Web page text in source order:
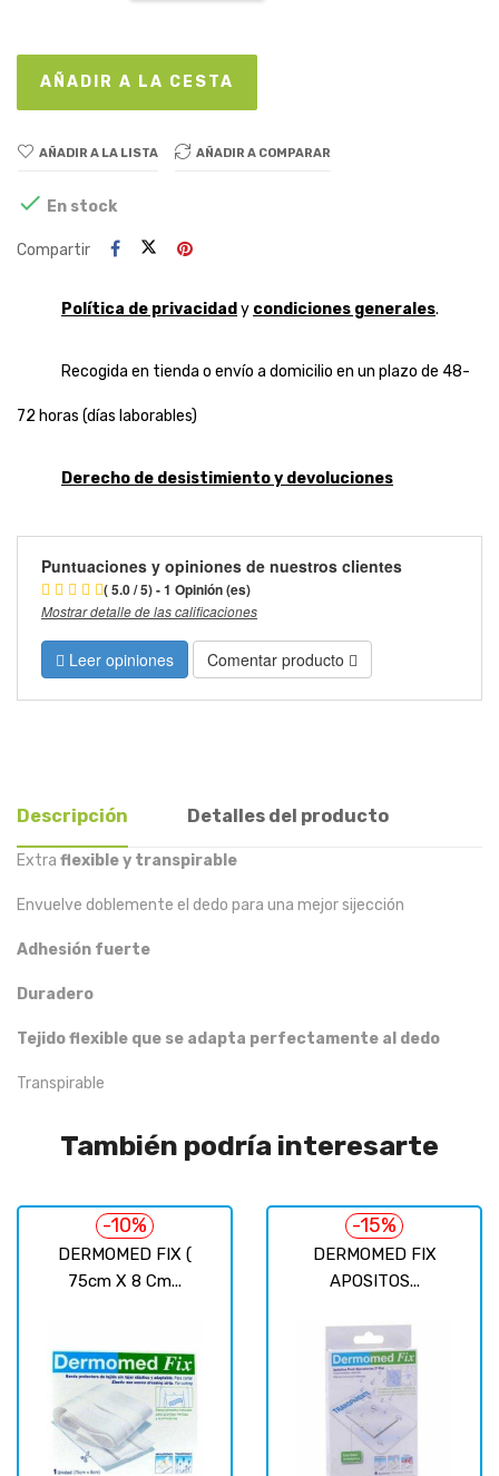
AÑADIR A LA CESTA
AÑADIR A LA LISTA AÑADIR A COMPARAR
 En stock
Compartir
Política de privacidad y condiciones generales.
Recogida en tienda o envío a domicilio en un plazo de 48-
72 horas (días laborables)
Derecho de desistimiento y devoluciones
Puntuaciones y opiniones de nuestros clientes
( 5.0 / 5) - 1 Opinión (es)
Mostrar detalle de las calificaciones
Leer opiniones Comentar producto
Descripción Detalles del producto
Extra flexible y transpirable
Envuelve doblemente el dedo para una mejor sijección
Adhesión fuerte
Duradero
Tejido flexible que se adapta perfectamente al dedo
Transpirable
También podría interesarte
DERMOMED FIX (
75cm X 8 Cm...
-10%
DERMOMED FIX
APOSITOS...
-15%